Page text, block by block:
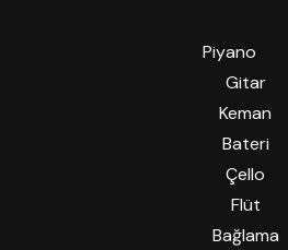
Piyano
Gitar
Keman
Bateri
Çello
Flüt
Bağlama